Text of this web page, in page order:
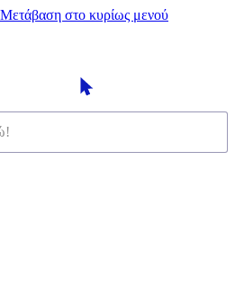
Μετάβαση στο κυρίως μενού